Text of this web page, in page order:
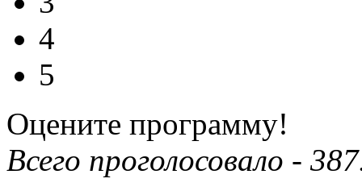
4
5
Оцените программу!
Всего проголосовало - 387